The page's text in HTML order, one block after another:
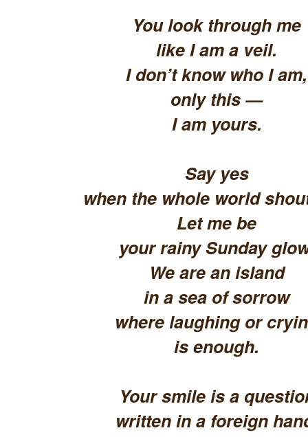
You look through me
like I am a veil.
I don’t know who I am,
only this —
I am yours.
Say yes
when the whole world
Let me be
your rainy Sunday
We are an island
in a sea of sorrow
where laughing or
is enough.
Your smile is a
written in a foreign